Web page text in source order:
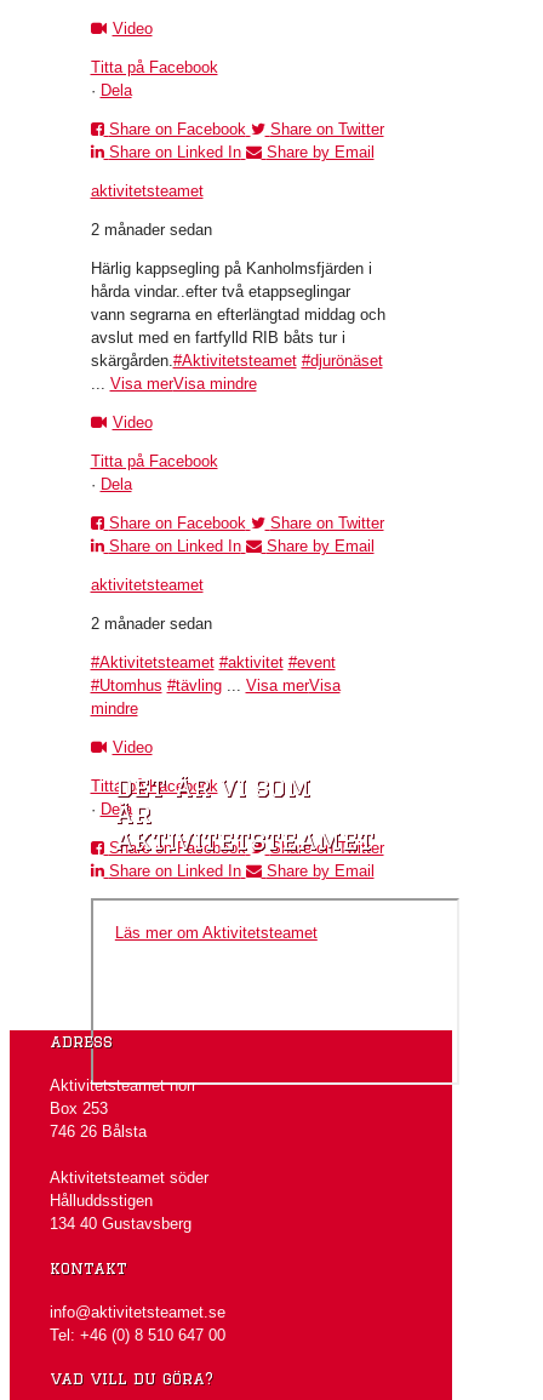
Video
Titta på Facebook
· Dela
Share on Facebook
Share on Twitter
Share on Linked In
Share by Email
aktivitetsteamet
2 månader sedan
Härlig kappsegling på Kanholmsfjärden i
hårda vindar..efter två etappseglingar
vann segrarna en efterlängtad middag och
avslut med en fartfylld RIB båts tur i
skärgården.#Aktivitetsteamet #djurönäset
... Visa merVisa mindre
Video
Titta på Facebook
· Dela
Share on Facebook
Share on Twitter
Share on Linked In
Share by Email
aktivitetsteamet
2 månader sedan
#Aktivitetsteamet #aktivitet #event
#Utomhus #tävling ... Visa merVisa
mindre
Video
Titta på Facebook
· Dela
Share on Facebook
Share on Twitter
Share on Linked In
Share by Email
det är vi som
är
aktivitetsteamet
Läs mer om Aktivitetsteamet
adress
Aktivitetsteamet norr
Box 253
746 26 Bålsta
Aktivitetsteamet söder
Hålluddsstigen
134 40 Gustavsberg
kontakt
info@aktivitetsteamet.se
Tel: +46 (0) 8 510 647 00
vad vill du göra?